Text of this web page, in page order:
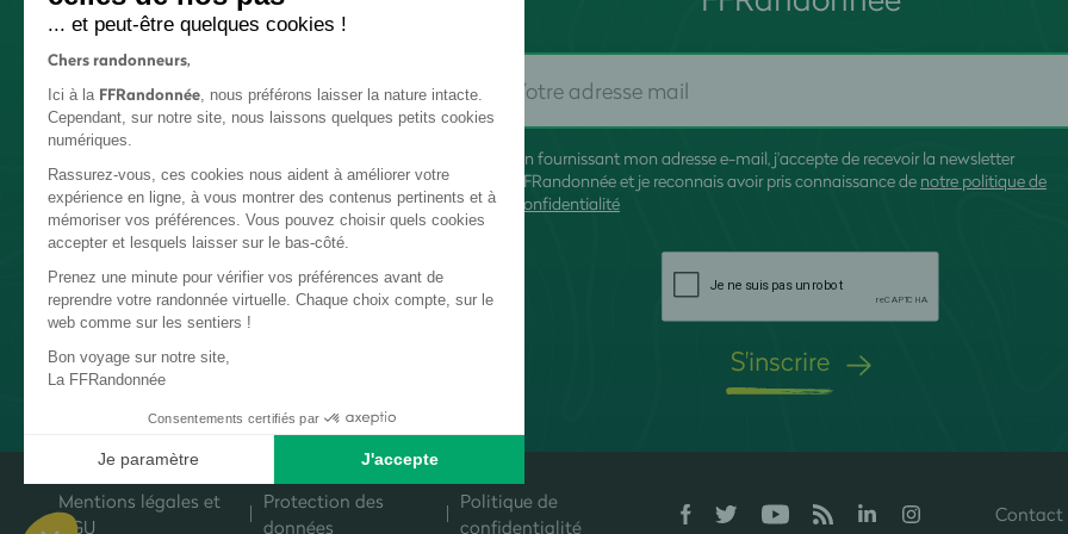
En fournissant mon adresse e-mail, j'accepte de recevoir la newsletter
FFRandonnée et je reconnais avoir pris connaissance de notre politique de
confidentialité
S'inscrire
Mentions légales et
CGU
Protection des
données
Politique de
confidentialité
Contact
... et peut-être quelques cookies !
Chers randonneurs,
Ici à la FFRandonnée, nous préférons laisser la nature intacte.
Cependant, sur notre site, nous laissons quelques petits cookies
numériques.
Rassurez-vous, ces cookies nous aident à améliorer votre
expérience en ligne, à vous montrer des contenus pertinents et à
mémoriser vos préférences. Vous pouvez choisir quels cookies
accepter et lesquels laisser sur le bas-côté.
Prenez une minute pour vérifier vos préférences avant de
reprendre votre randonnée virtuelle. Chaque choix compte, sur le
web comme sur les sentiers !
Bon voyage sur notre site,
La FFRandonnée
Consentements certifiés par
Je paramètre
J'accepte
Axeptio consent
Plateforme de Gestion du Consentement : Personnalisez vos Options
Notre plateforme vous permet d'adapter et de gérer vos paramètres de confidentialité, en garantissant la conformité avec les réglementations.